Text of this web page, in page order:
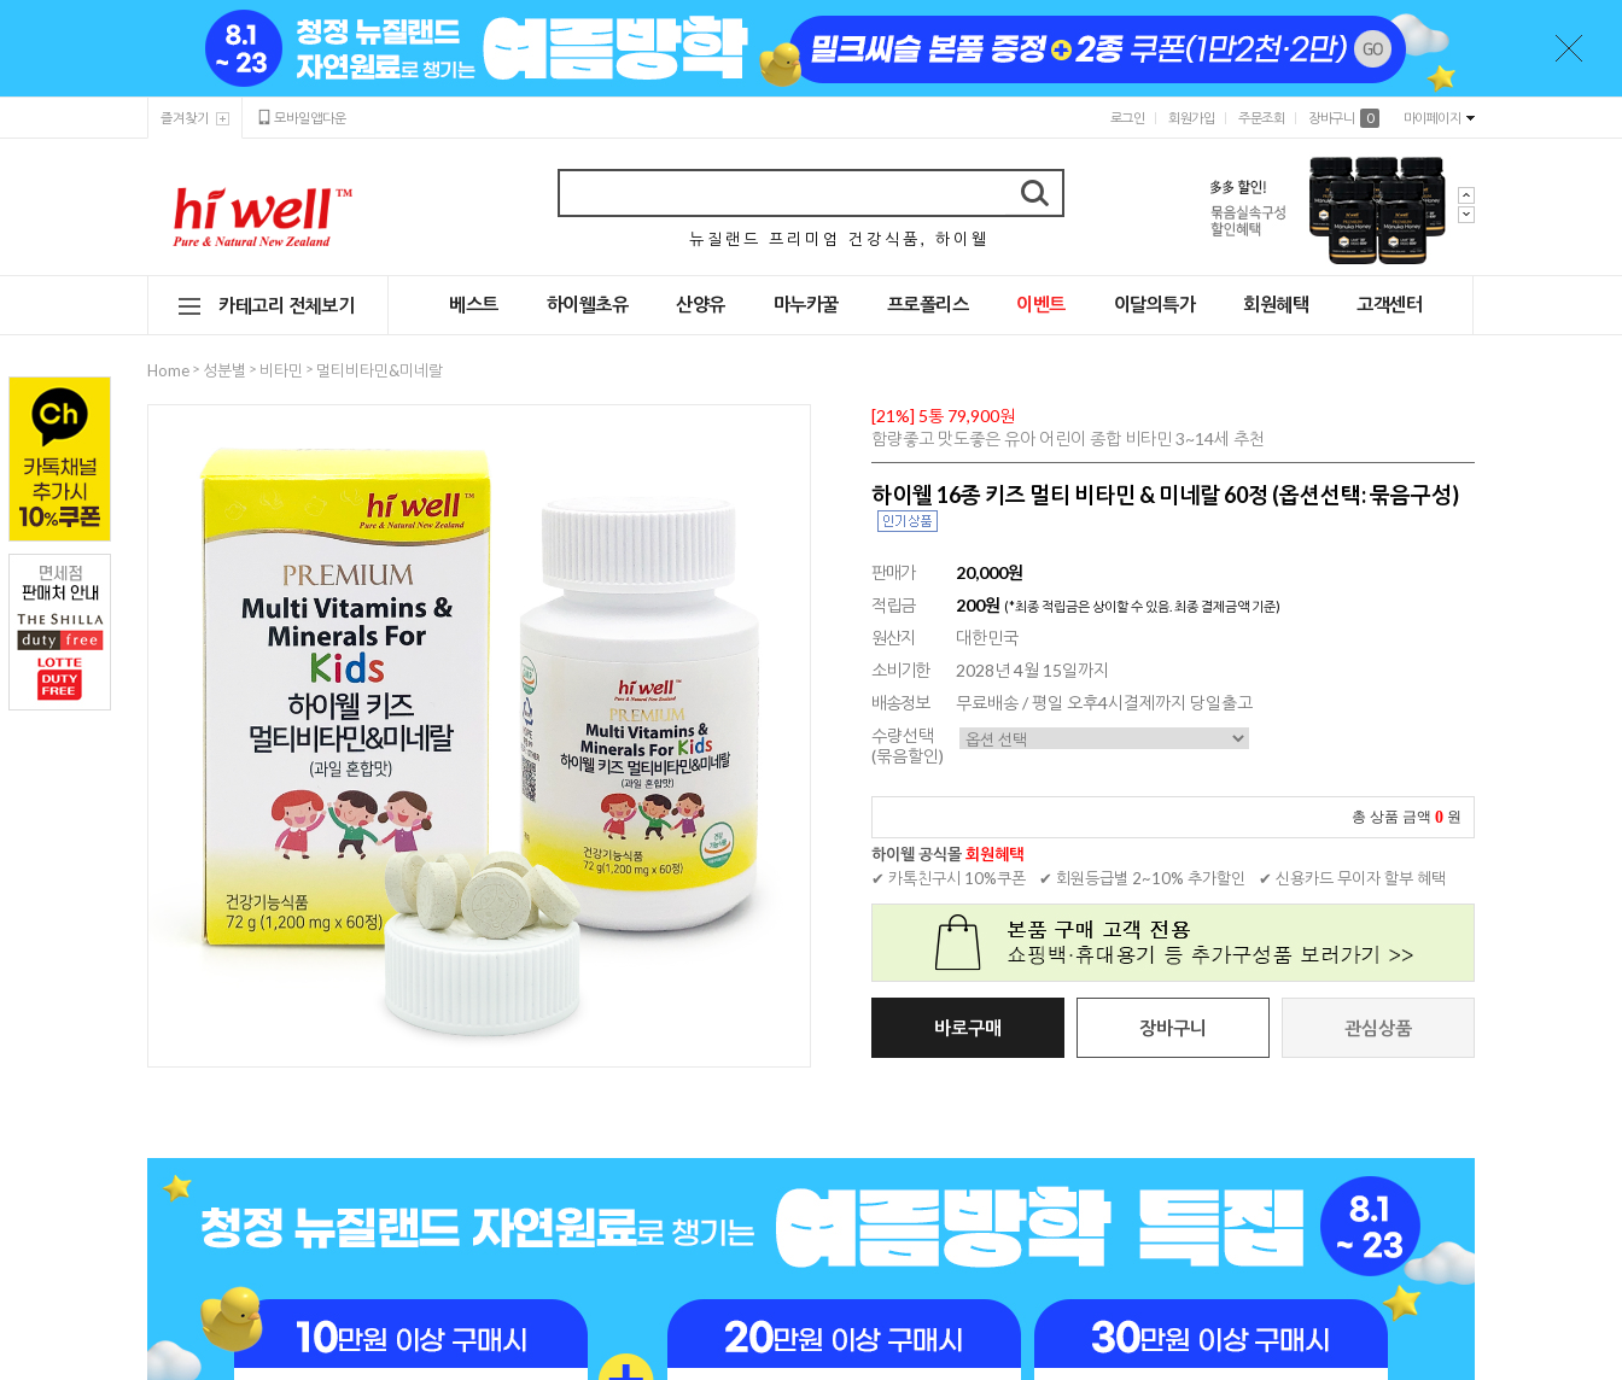
즐겨찾기 모바일앱다운 로그인 회원가입 주문조회 장바구니 0 마이페이지
뉴 질 랜 드 프 리 미 엄 건 강 식 품 , 하 이 웰
카테고리 전체보기 베스트 하이웰초유 산양유 마누카꿀 프로폴리스 이벤트 이달의특가 회원혜택 고객센터
Home > 성분별 > 비타민 > 멀티비타민&미네랄
[21%] 5통 79,900원
함량좋고 맛도좋은 유아 어린이 종합 비타민 3~14세 추천
하이웰 16종 키즈 멀티 비타민 & 미네랄 60정 (옵션선택: 묶음구성)
판매가
20,000원
적립금
200원 (*최종 적립금은 상이할 수 있음. 최종 결제금액 기준)
원산지
대한민국
소비기한
2028년 4월 15일까지
배송정보
무료배송 / 평일 오후4시결제까지 당일출고
수량선택
(묶음할인)
총 상품 금액 0 원
하이웰 공식몰회원혜택
✔ 카톡친구시 10%쿠폰
✔ 회원등급별 2~10% 추가할인 ✔ 신용카드 무이자 할부 혜택
바로구매 장바구니 관심상품